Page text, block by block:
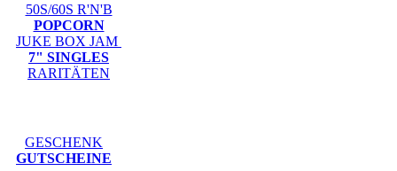
50S/60S R'N'B
POPCORN
JUKE BOX JAM
7" SINGLES
RARITÄTEN
GESCHENK
GUTSCHEINE